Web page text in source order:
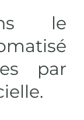
le
par